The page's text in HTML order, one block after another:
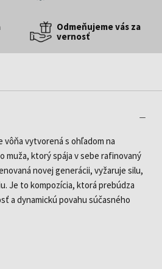
Odmeňujeme vás za
vernosť
vôňa vytvorená s ohľadom na
muža, ktorý spája v sebe rafinovaný
novej generácii, vyžaruje silu,
Je to kompozícia, ktorá prebúdza
a dynamickú povahu súčasného